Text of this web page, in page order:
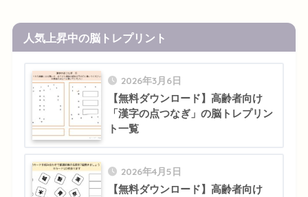
人気上昇中の脳トレプリント
2026年3月6日
【無料ダウンロード】高齢者向け
「漢字の点つなぎ」の脳トレプリン
ト一覧
2026年4月5日
【無料ダウンロード】高齢者向け